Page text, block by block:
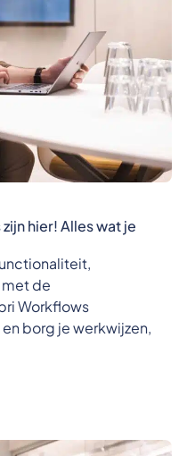
hier! Alles wat je
de
Workflows
borg je werkwijzen,